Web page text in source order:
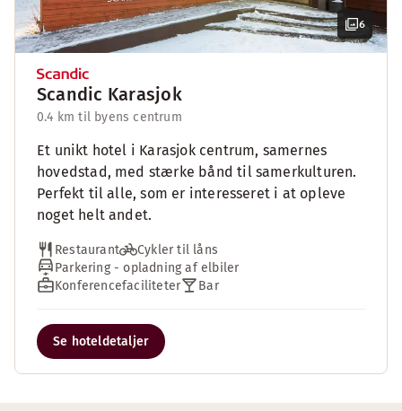
6
Scandic Karasjok
0.4 km til byens centrum
Et unikt hotel i Karasjok centrum, samernes
hovedstad, med stærke bånd til samerkulturen.
Perfekt til alle, som er interesseret i at opleve
noget helt andet.
Restaurant
Cykler til låns
Parkering - opladning af elbiler
Konferencefaciliteter
Bar
Se hoteldetaljer